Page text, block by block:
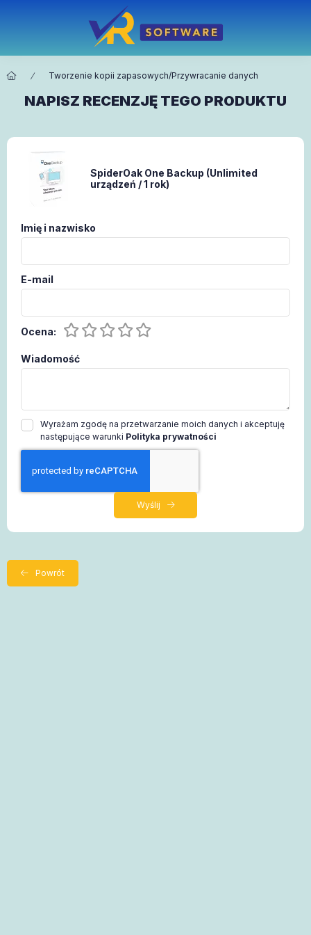
Tworzenie kopii zapasowych/Przywracanie danych
NAPISZ RECENZJĘ TEGO PRODUKTU
SpiderOak One Backup (Unlimited
urządzeń / 1 rok)
Imię i nazwisko
E-mail
Ocena:
Wiadomość
Wyrażam zgodę na przetwarzanie moich danych i akceptuję
następujące warunki Polityka prywatności
Wyślij
Powrót